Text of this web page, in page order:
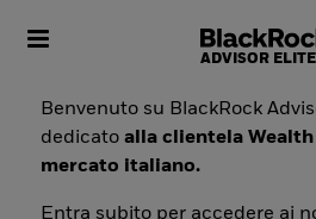
Toggle navigation
Benvenuto su BlackRock
dedicatoalla clientela Wealth
mercato italiano.
Entra subito per accedere ai